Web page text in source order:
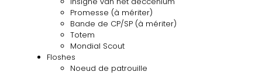
Promesse (à mériter)
Bande de CP/SP (à mériter)
Totem
Mondial Scout
Floshes
Noeud de patrouille